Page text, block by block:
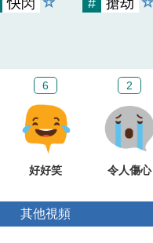
快閃 # 搶劫
6
好好笑
2
令人傷心
其他視頻